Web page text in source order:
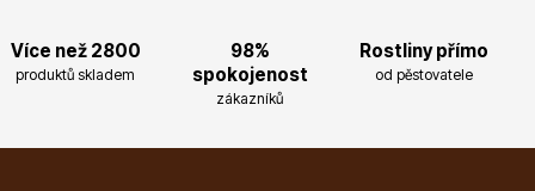
Více než 2800
produktů skladem
98%
spokojenost
zákazníků
Rostliny přímo
od pěstovatele